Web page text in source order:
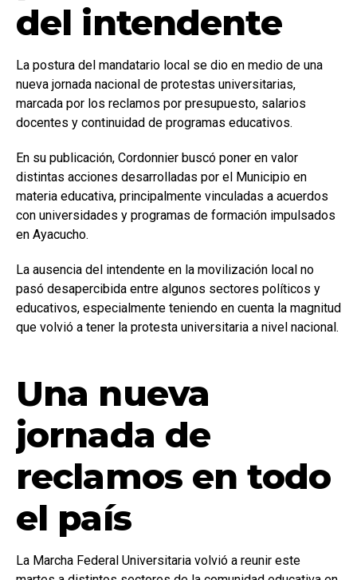
del intendente
La postura del mandatario local se dio en medio de una
nueva jornada nacional de protestas universitarias,
marcada por los reclamos por presupuesto, salarios
docentes y continuidad de programas educativos.
En su publicación, Cordonnier buscó poner en valor
distintas acciones desarrolladas por el Municipio en
materia educativa, principalmente vinculadas a acuerdos
con universidades y programas de formación impulsados
en Ayacucho.
La ausencia del intendente en la movilización local no
pasó desapercibida entre algunos sectores políticos y
educativos, especialmente teniendo en cuenta la magnitud
que volvió a tener la protesta universitaria a nivel nacional.
Una nueva
jornada de
reclamos en todo
el país
La Marcha Federal Universitaria volvió a reunir este